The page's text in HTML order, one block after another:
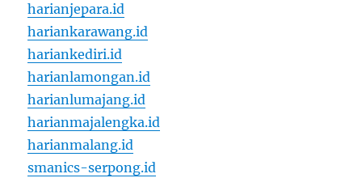
harianjepara.id
hariankarawang.id
hariankediri.id
harianlamongan.id
harianlumajang.id
harianmajalengka.id
harianmalang.id
smanics-serpong.id